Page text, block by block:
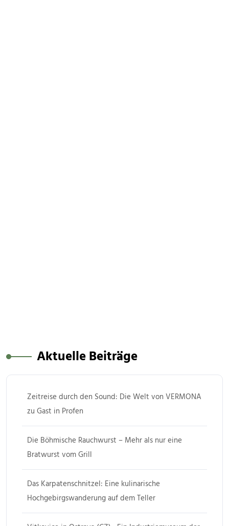
Aktuelle Beiträge
Zeitreise durch den Sound: Die Welt von VERMONA
zu Gast in Profen
Die Böhmische Rauchwurst – Mehr als nur eine
Bratwurst vom Grill
Das Karpatenschnitzel: Eine kulinarische
Hochgebirgswanderung auf dem Teller